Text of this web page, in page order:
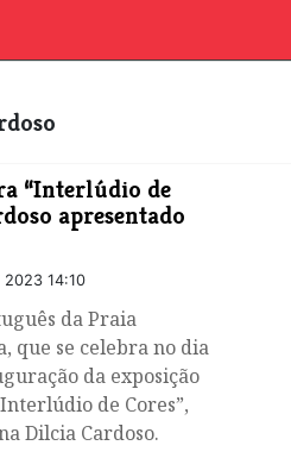
“Interlúdio de
apresentado
2023 14:10
da Praia
que se celebra no dia
da exposição
de Cores”,
Dilcia Cardoso.